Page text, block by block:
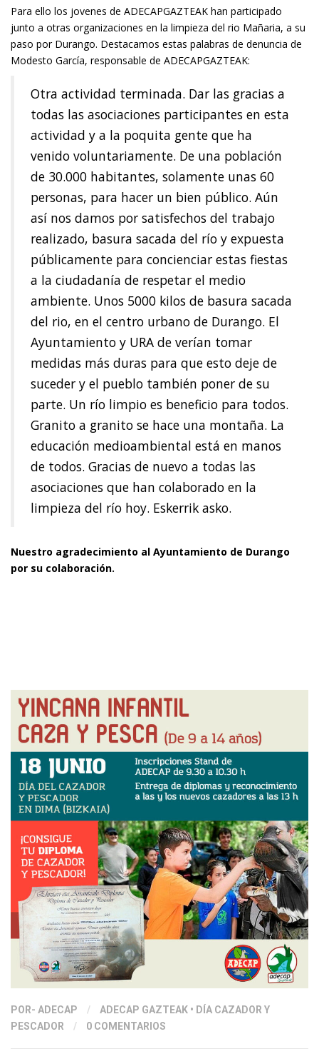
Para ello los jovenes de ADECAPGAZTEAK han participado
junto a otras organizaciones en la limpieza del rio Mañaria, a su
paso por Durango. Destacamos estas palabras de denuncia de
Modesto García, responsable de ADECAPGAZTEAK:
Otra actividad terminada. Dar las gracias a
todas las asociaciones participantes en esta
actividad y a la poquita gente que ha
venido voluntariamente. De una población
de 30.000 habitantes, solamente unas 60
personas, para hacer un bien público. Aún
así nos damos por satisfechos del trabajo
realizado, basura sacada del río y expuesta
públicamente para concienciar estas fiestas
a la ciudadanía de respetar el medio
ambiente. Unos 5000 kilos de basura sacada
del rio, en el centro urbano de Durango. El
Ayuntamiento y URA de verían tomar
medidas más duras para que esto deje de
suceder y el pueblo también poner de su
parte. Un río limpio es beneficio para todos.
Granito a granito se hace una montaña. La
educación medioambiental está en manos
de todos. Gracias de nuevo a todas las
asociaciones que han colaborado en la
limpieza del río hoy. Eskerrik asko.
Nuestro agradecimiento al Ayuntamiento de Durango
por su colaboración.
POR- ADECAP / ADECAP GAZTEAK • DÍA CAZADOR Y
PESCADOR
/ 0 COMENTARIOS